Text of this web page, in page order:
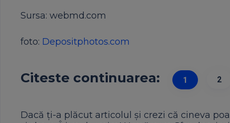
Sursa: webmd.com
foto: Depositphotos.com
Citeste continuarea: 1 2
Dacă ți-a plăcut articolul și crezi că cineva